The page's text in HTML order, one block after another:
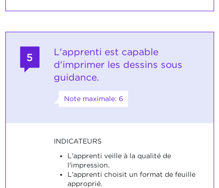
5
L'apprenti est capable
d'imprimer les dessins sous
guidance.
Note maximale: 6
INDICATEURS
L'apprenti veille à la qualité de
l'impression.
L'apprenti choisit un format de feuille
approprié.